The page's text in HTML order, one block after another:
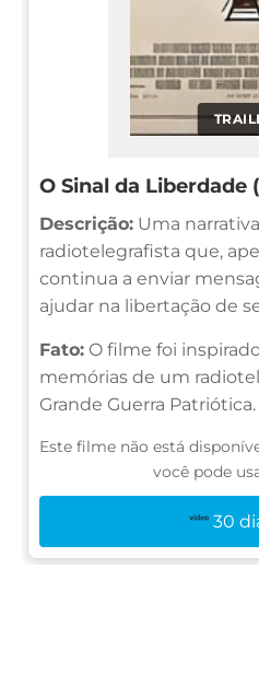
O Sinal da Liberdade
Descrição: Uma
radiotelegrafista que,
continua a enviar
ajudar na libertação de
Fato: O filme foi
memórias de um
Grande Guerra Patriótica.
Este filme não está
você pode
30